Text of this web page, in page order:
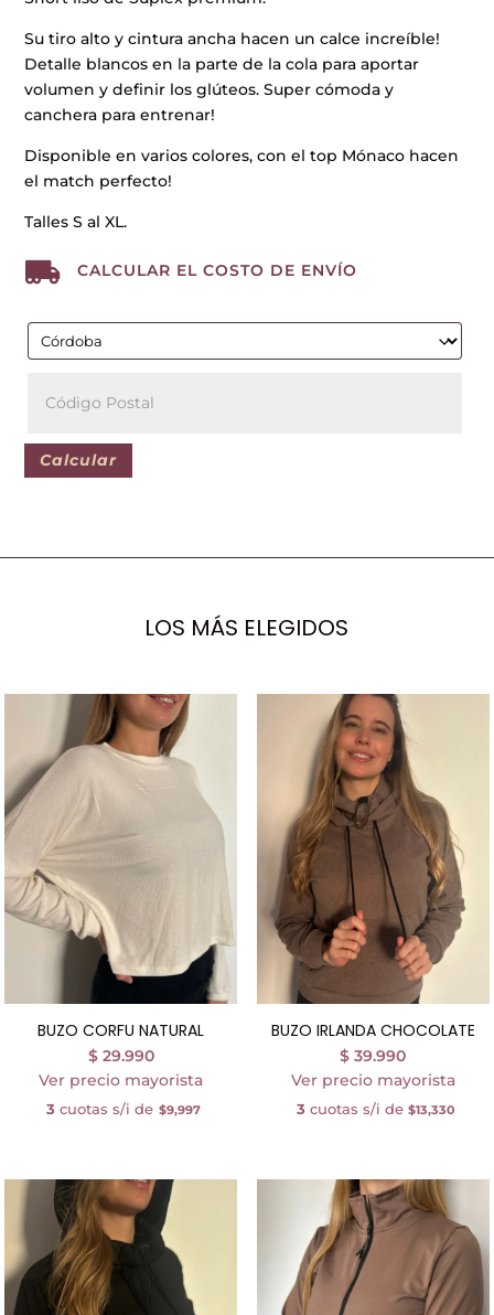
cantidad
Su tiro alto y cintura ancha hacen un calce increíble!
Detalle blancos en la parte de la cola para aportar
volumen y definir los glúteos. Super cómoda y
canchera para entrenar!
Disponible en varios colores, con el top Mónaco hacen
el match perfecto!
Talles S al XL.
 CALCULAR EL COSTO DE ENVÍO
Calcular
LOS MÁS ELEGIDOS
BUZO CORFU NATURAL
$29.990
Ver precio mayorista
3 cuotas s/i de $9,997
BUZO IRLANDA CHOCOLATE
$ 39.990
Ver precio mayorista
3cuotas s/i de $13,330